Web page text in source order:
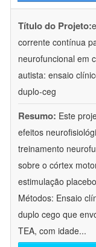
Título do Projeto:
corrente contínua
neurofuncional em
autista: ensaio
duplo-ceg
Resumo: Este
efeitos
treinamento
sobre o córtex
estimulação
Métodos: Ensaio
duplo cego que
TEA, com idade...